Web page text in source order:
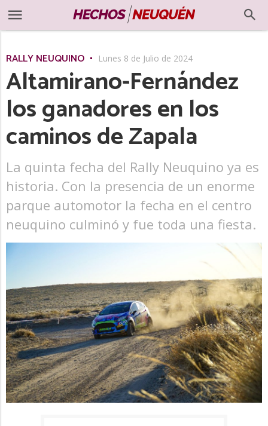
RALLY NEUQUINO Lunes 8 de Julio de 2024
Altamirano-Fernández
los ganadores en los
caminos de Zapala
La quinta fecha del Rally Neuquino ya es
historia. Con la presencia de un enorme
parque automotor la fecha en el centro
neuquino culminó y fue toda una fiesta.